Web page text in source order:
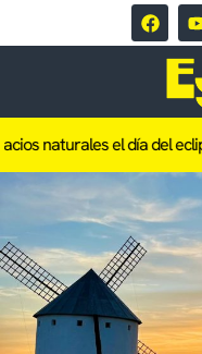
el día del eclipse para